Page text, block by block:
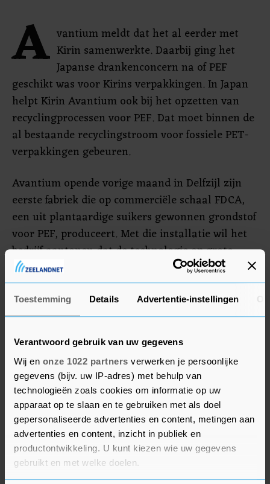
Toestemming Details Advertentie-instellingen
Verantwoord gebruik van uw gegevens
Wij en onze 1022 partners verwerken je persoonlijke
gegevens (bijv. uw IP-adres) met behulp van
technologieën zoals cookies om informatie op uw
apparaat op te slaan en te gebruiken met als doel
gepersonaliseerde advertenties en content, metingen aan
advertenties en content, inzicht in publiek en
productontwikkeling. U kunt kiezen wie uw gegevens
gebruikt en met welke doelen.
A vantium meldt dat het al eerder met
Kirin samenwerkte. Daarbij ging het
Japanse drankenconcern na of PEF
geschikt was voor Kirins verpakkingen. In Japan
helpt Kirin Avantium ook bij het opzetten van
recyclingprocessen voor PEF. Dat moet binnen de
al bestaande recyclingstroom voor fossiele PET-
verpakkingen gebeuren.
Avantium opende vorige maand in Delfzijl zijn
eerste fabriek die op commerciële schaal FDCA,
een uit plantaardige suikers gewonnen grondstof
voor PEF, produceert. Met die installatie wil het
bedrijf aantonen dat de technologie op grote
schaal te gebruiken is. Dat moet andere
producenten overtuigen om via licentiedeals of
samenwerkingsverbanden met dezelfde
technologie PEF te produceren.